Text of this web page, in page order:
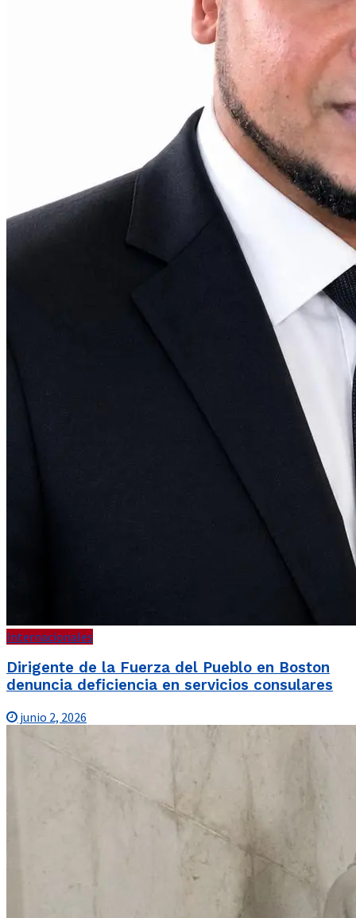
Internacionales
Dirigente de la Fuerza del Pueblo en Boston
denuncia deficiencia en servicios consulares
junio 2, 2026